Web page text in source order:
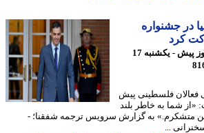
جشنواره
61 روز پیش - یکشنبه 17
فلسطینی پیش
شما به خاطر بلند
به گزارش سرویس ترجمه شفقنا؛ -
...